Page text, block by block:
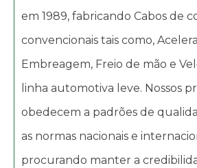
em 1989, fabricando Cabos de
convencionais tais como,
Embreagem, Freio de mão e
linha automotiva leve. Nossos
obedecem a padrões de
as normas nacionais e
procurando manter a